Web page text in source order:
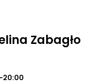
Zabagło
20:00